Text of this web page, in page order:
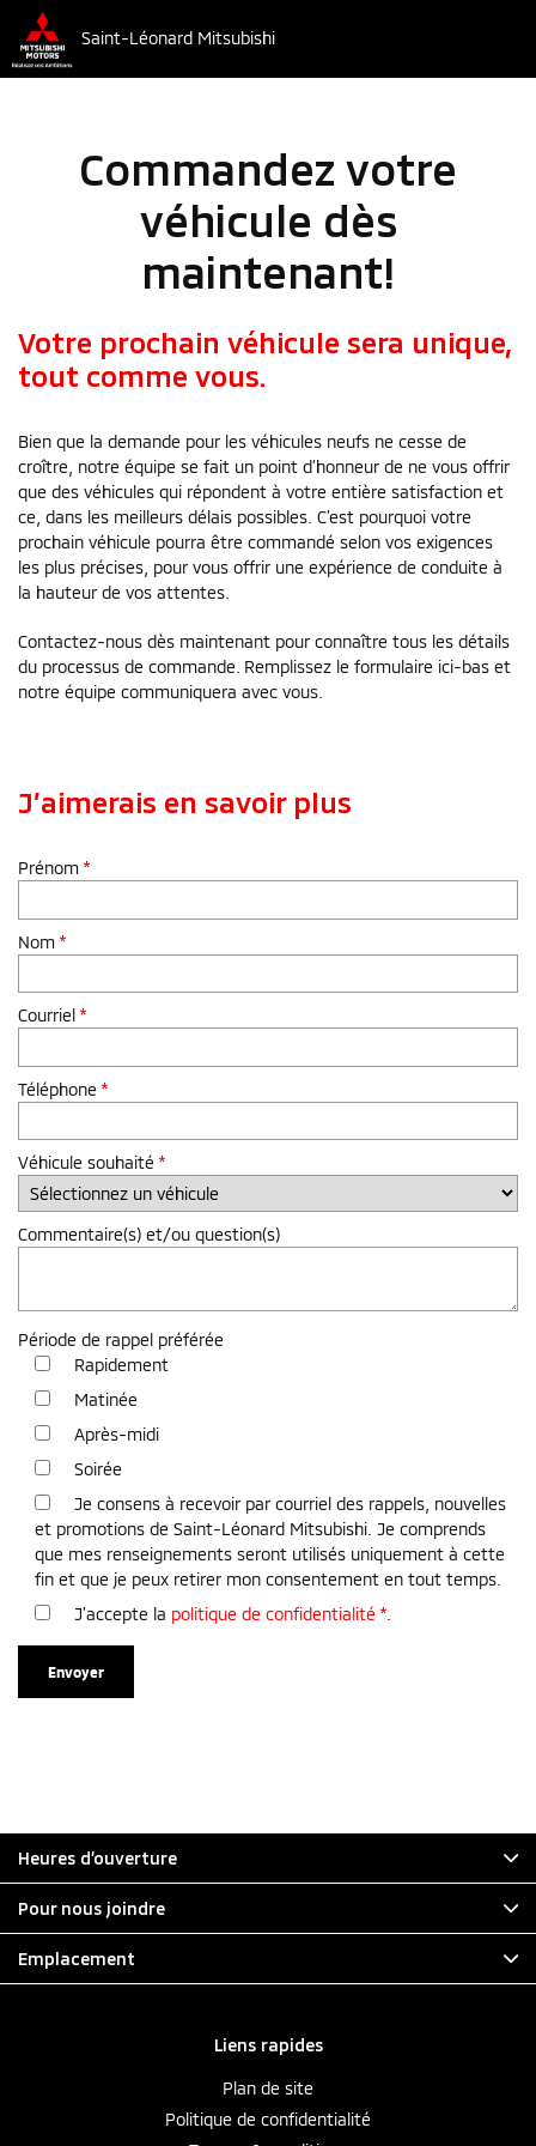
Saint-Léonard Mitsubishi
Commandez votre
véhicule dès
maintenant!
Votre prochain véhicule sera unique,
tout comme vous.
Bien que la demande pour les véhicules neufs ne cesse de
croître, notre équipe se fait un point d’honneur de ne vous offrir
que des véhicules qui répondent à votre entière satisfaction et
ce, dans les meilleurs délais possibles. C’est pourquoi votre
prochain véhicule pourra être commandé selon vos exigences
les plus précises, pour vous offrir une expérience de conduite à
la hauteur de vos attentes.
Contactez-nous dès maintenant pour connaître tous les détails
du processus de commande. Remplissez le formulaire ici-bas et
notre équipe communiquera avec vous.
J’aimerais en savoir plus
Prénom *
Nom *
Courriel *
Téléphone *
Véhicule souhaité *
Commentaire(s) et/ou question(s)
Période de rappel préférée
Rapidement
Matinée
Après-midi
Soirée
Je consens à recevoir par courriel des rappels, nouvelles
et promotions de Saint-Léonard Mitsubishi. Je comprends
que mes renseignements seront utilisés uniquement à cette
fin et que je peux retirer mon consentement en tout temps.
J’accepte la politique de confidentialité *
Liens rapides
Plan de site
Politique de confidentialité
Heures d’ouverture
Pour nous joindre
Emplacement